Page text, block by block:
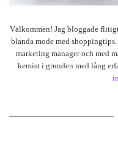
Välkommen! Jag bloggade
blanda mode med
marketing manager och med
kemist i grunden med lång